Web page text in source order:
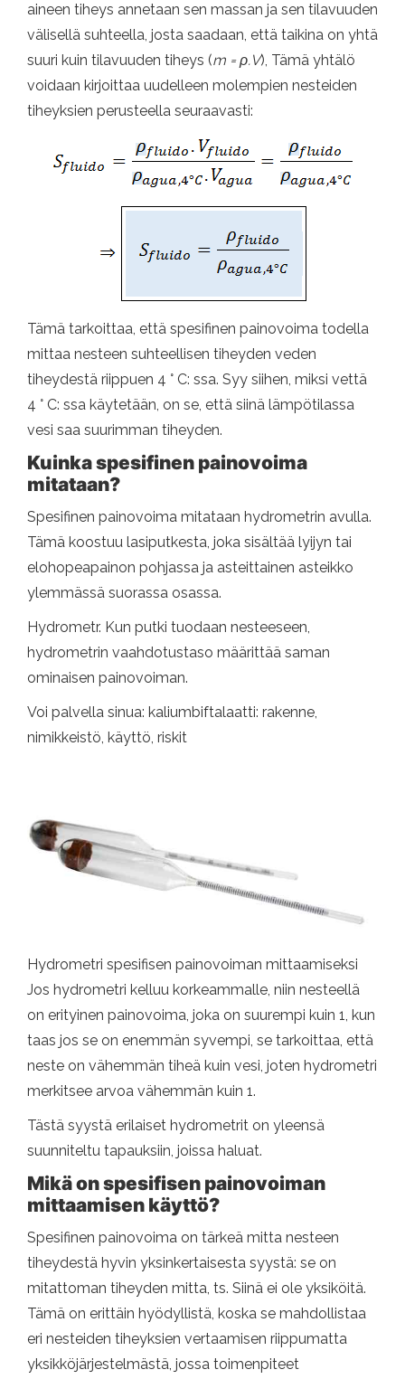
aineen tiheys annetaan sen massan ja sen tilavuuden
välisellä suhteella, josta saadaan, että taikina on yhtä
suuri kuin tilavuuden tiheys (m = ρ.V), Tämä yhtälö
voidaan kirjoittaa uudelleen molempien nesteiden
tiheyksien perusteella seuraavasti:
Tämä tarkoittaa, että spesifinen painovoima todella
mittaa nesteen suhteellisen tiheyden veden
tiheydestä riippuen 4 ° C: ssa. Syy siihen, miksi vettä
4 ° C: ssa käytetään, on se, että siinä lämpötilassa
vesi saa suurimman tiheyden.
Kuinka spesifinen painovoima
mitataan?
Spesifinen painovoima mitataan hydrometrin avulla.
Tämä koostuu lasiputkesta, joka sisältää lyijyn tai
elohopeapainon pohjassa ja asteittainen asteikko
ylemmässä suorassa osassa.
Hydrometr. Kun putki tuodaan nesteeseen,
hydrometrin vaahdotustaso määrittää saman
ominaisen painovoiman.
Voi palvella sinua: kaliumbiftalaatti: rakenne,
nimikkeistö, käyttö, riskit
Hydrometri spesifisen painovoiman mittaamiseksi
Jos hydrometri kelluu korkeammalle, niin nesteellä
on erityinen painovoima, joka on suurempi kuin 1, kun
taas jos se on enemmän syvempi, se tarkoittaa, että
neste on vähemmän tiheä kuin vesi, joten hydrometri
merkitsee arvoa vähemmän kuin 1.
Tästä syystä erilaiset hydrometrit on yleensä
suunniteltu tapauksiin, joissa haluat.
Mikä on spesifisen painovoiman
mittaamisen käyttö?
Spesifinen painovoima on tärkeä mitta nesteen
tiheydestä hyvin yksinkertaisesta syystä: se on
mitattoman tiheyden mitta, ts. Siinä ei ole yksiköitä.
Tämä on erittäin hyödyllistä, koska se mahdollistaa
eri nesteiden tiheyksien vertaamisen riippumatta
yksikköjärjestelmästä, jossa toimenpiteet